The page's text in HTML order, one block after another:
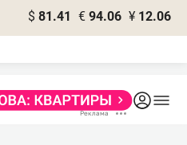
$ 81.41 € 94.06 ¥ 12.06